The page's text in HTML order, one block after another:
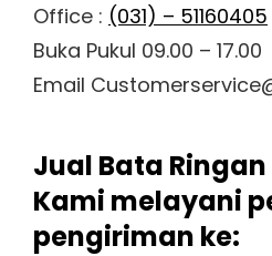
Office : (031) – 51160405
Buka Pukul 09.00 – 17.00
Email
Jual Bata
Kami melayani
pengiriman ke: